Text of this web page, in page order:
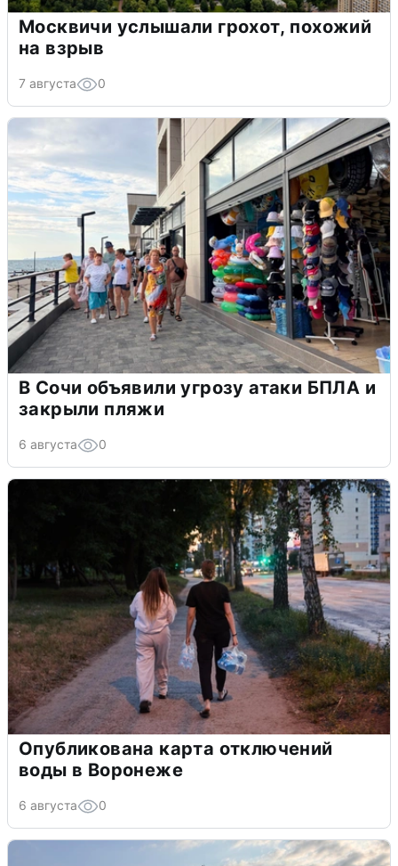
Москвичи услышали грохот, похожий
на взрыв
7 августа 0
В Сочи объявили угрозу атаки БПЛА и
закрыли пляжи
6 августа 0
Опубликована карта отключений
воды в Воронеже
6 августа 0